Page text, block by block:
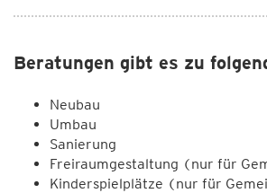
Beratungen gibt es zu
Neubau
Umbau
Sanierung
Freiraumgestaltung (nur für
Kinderspielplätze (nur für